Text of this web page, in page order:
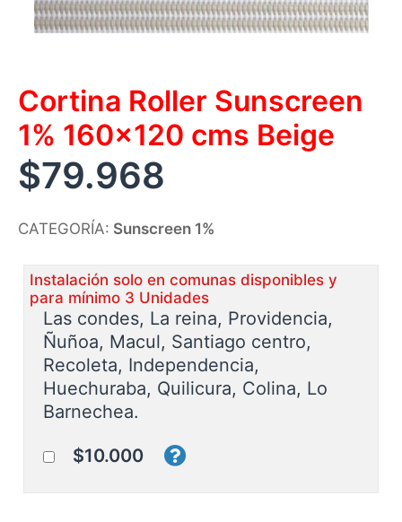
Cortina Roller Sunscreen
1% 160×120 cms Beige
$79.968
CATEGORÍA: Sunscreen 1%
Instalación solo en comunas disponibles y
para mínimo 3 Unidades
Las condes, La reina, Providencia,
Ñuñoa, Macul, Santiago centro,
Recoleta, Independencia,
Huechuraba, Quilicura, Colina, Lo
Barnechea.
$10.000